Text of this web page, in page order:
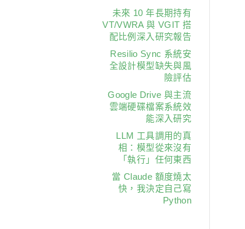
未來 10 年長期持有
VT/VWRA 與 VGIT 搭
配比例深入研究報告
Resilio Sync 系統安
全設計模型缺失與風
險評估
Google Drive 與主流
雲端硬碟檔案系統效
能深入研究
LLM 工具調用的真
相：模型從來沒有
「執行」任何東西
當 Claude 額度燒太
快，我決定自己寫
Python